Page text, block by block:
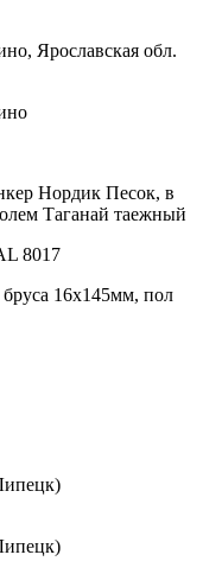
Ярославская обл.
Нордик Песок, в
Таганай таежный
8017
16х145мм, пол